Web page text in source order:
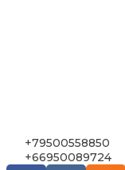
+79500558850
+66950089724